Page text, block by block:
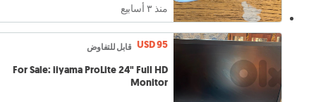
منذ ٣ أسابيع
USD 95 قابل للتفاوض
For Sale: iiyama ProLite 24" Full HD
Monitor